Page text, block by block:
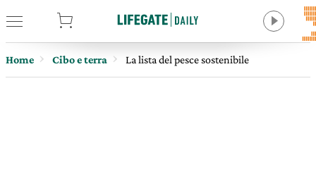
Home Cibo e terra La lista del pesce sostenibile